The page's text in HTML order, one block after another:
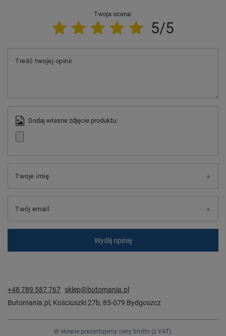
Twoja ocena:
5/5
Treść twojej opinii
Dodaj własne zdjęcie produktu:
Twoje imię
Twój email
Wyślij opinię
+48 789 587 767 sklep@butomania.pl
Butomania.pl , Kościuszki 27b, 85-079 Bydgoszcz
W sklepie prezentujemy ceny brutto (z VAT).